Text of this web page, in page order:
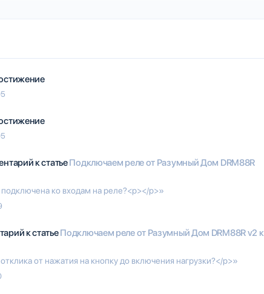
к статьеПодключаем реле от Разумный Дом DRM88R
ко входам на реле?<p></p>»
к статьеПодключаем реле от Разумный Дом DRM88R v2 к
от нажатия на кнопку до включения нагрузки?</p>»